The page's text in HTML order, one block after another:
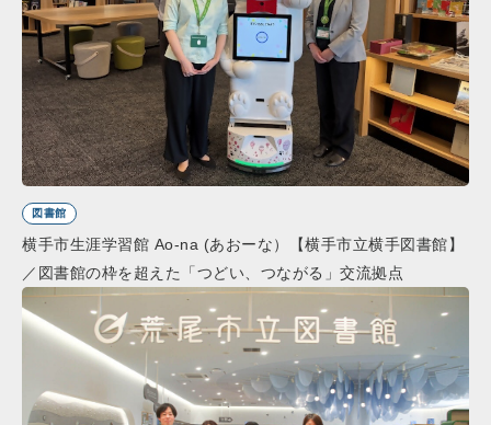
図書館
横手市生涯学習館 Ao-na (あおーな）【横手市立横手図書館】
／図書館の枠を超えた「つどい、つながる」交流拠点